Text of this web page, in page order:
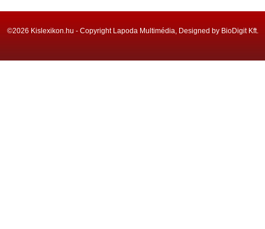
©2026 Kislexikon.hu - Copyright Lapoda Multimédia, Designed by BioDigit Kft.